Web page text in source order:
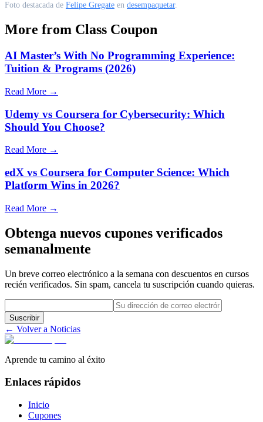
Foto destacada de Felipe Gregate en desempaquetar.
More from Class Coupon
AI Master’s With No Programming Experience:
Tuition & Programs (2026)
Read More →
Udemy vs Coursera for Cybersecurity: Which
Should You Choose?
Read More →
edX vs Coursera for Computer Science: Which
Platform Wins in 2026?
Read More →
Obtenga nuevos cupones verificados
semanalmente
Un breve correo electrónico a la semana con descuentos en cursos
recién verificados. Sin spam, cancela tu suscripción cuando quieras.
Suscribir
← Volver a Noticias
Aprende tu camino al éxito
Enlaces rápidos
Inicio
Cupones